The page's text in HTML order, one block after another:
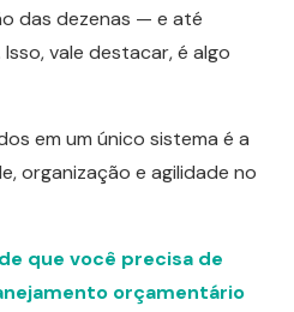
das dezenas — e até
vale destacar, é algo
em um único sistema é a
organização e agilidade no
que você precisa de
orçamentário